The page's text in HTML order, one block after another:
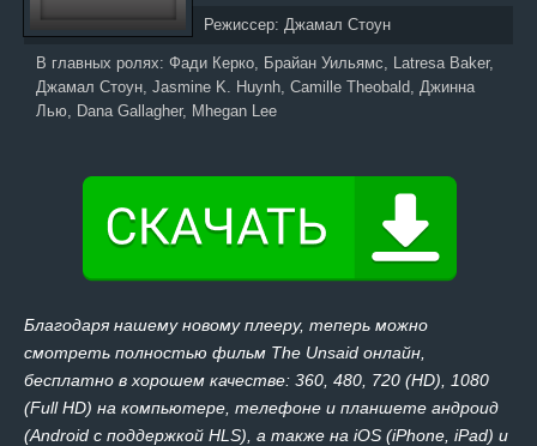
Режиссер: Джамал Стоун
В главных ролях: Фади Керко, Брайан Уильямс, Latresa Baker,
Джамал Стоун, Jasmine K. Huynh, Camille Theobald, Джинна
Лью, Dana Gallagher, Mhegan Lee
Благодаря нашему новому плееру, теперь можно
смотреть полностью фильм The Unsaid онлайн,
бесплатно в хорошем качестве: 360, 480, 720 (HD), 1080
(Full HD) на компьютере, телефоне и планшете андроид
(Android с поддержкой HLS), а также на iOS (iPhone, iPad) и